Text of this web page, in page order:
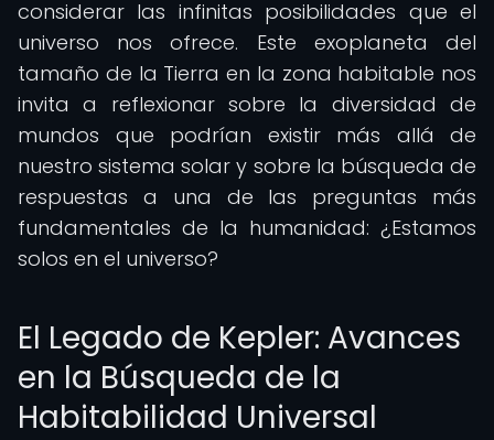
considerar las infinitas posibilidades que el
universo nos ofrece. Este exoplaneta del
tamaño de la Tierra en la zona habitable nos
invita a reflexionar sobre la diversidad de
mundos que podrían existir más allá de
nuestro sistema solar y sobre la búsqueda de
respuestas a una de las preguntas más
fundamentales de la humanidad: ¿Estamos
solos en el universo?
El Legado de Kepler: Avances
en la Búsqueda de la
Habitabilidad Universal